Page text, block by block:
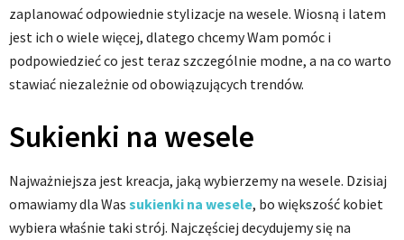
zaplanować odpowiednie stylizacje na wesele. Wiosną i latem
jest ich o wiele więcej, dlatego chcemy Wam pomóc i
podpowiedzieć co jest teraz szczególnie modne, a na co warto
stawiać niezależnie od obowiązujących trendów.
Sukienki na wesele
Najważniejsza jest kreacja, jaką wybierzemy na wesele. Dzisiaj
omawiamy dla Was sukienki na wesele, bo większość kobiet
wybiera właśnie taki strój. Najczęściej decydujemy się na